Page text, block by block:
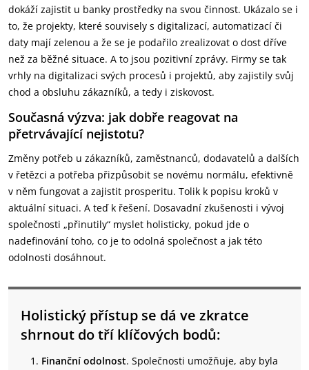
dokáží zajistit u banky prostředky na svou činnost. Ukázalo se i
to, že projekty, které souvisely s digitalizací, automatizací či
daty mají zelenou a že se je podařilo zrealizovat o dost dříve
než za běžné situace. A to jsou pozitivní zprávy. Firmy se tak
vrhly na digitalizaci svých procesů i projektů, aby zajistily svůj
chod a obsluhu zákazníků, a tedy i ziskovost.
Současná výzva: jak dobře reagovat na
přetrvávající nejistotu?
Změny potřeb u zákazníků, zaměstnanců, dodavatelů a dalších
v řetězci a potřeba přizpůsobit se novému normálu, efektivně
v něm fungovat a zajistit prosperitu. Tolik k popisu kroků v
aktuální situaci. A teď k řešení. Dosavadní zkušenosti i vývoj
společnosti „přinutily“ myslet holisticky, pokud jde o
nadefinování toho, co je to odolná společnost a jak této
odolnosti dosáhnout.
Holistický přístup se dá ve zkratce
shrnout do tří klíčových bodů:
Finanční odolnost. Společnosti umožňuje, aby byla